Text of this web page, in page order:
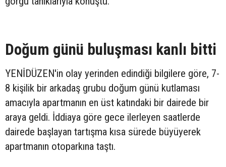
Doğum günü buluşması kanlı bitti
YENİDÜZEN'in olay yerinden edindiği bilgilere göre, 7-
8 kişilik bir arkadaş grubu doğum günü kutlaması
amacıyla apartmanın en üst katındaki bir dairede bir
araya geldi. İddiaya göre gece ilerleyen saatlerde
dairede başlayan tartışma kısa sürede büyüyerek
apartmanın otoparkına taştı.